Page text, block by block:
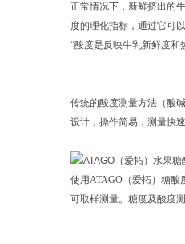
正常情况下，新鲜挤出的
度的理化指标，通过它可
“酸度是反映牛乳新鲜度
传统的酸度测量方法（酸
设计，操作简易，测量快
使用ATAGO（爱拓）糖酸
可取样测量。糖度及酸度